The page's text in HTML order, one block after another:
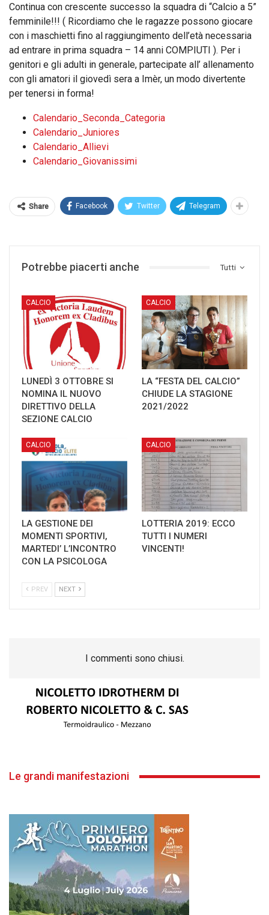
Continua con crescente successo la squadra di “Calcio a 5”
femminile!!! ( Ricordiamo che le ragazze possono giocare
con i maschietti fino al raggiungimento dell’età necessaria
ad entrare in prima squadra – 14 anni COMPIUTI ). Per i
genitori e gli adulti in generale, partecipate all’ allenamento
con gli amatori il giovedì sera a Imèr, un modo divertente
per tenersi in forma!
Calendario_Seconda_Categoria
Calendario_Juniores
Calendario_Allievi
Calendario_Giovanissimi
Share Facebook Twitter Telegram
Tutti
Potrebbe piacerti anche
CALCIO
LUNEDÌ 3 OTTOBRE SI
NOMINA IL NUOVO
DIRETTIVO DELLA
SEZIONE CALCIO
CALCIO
LA “FESTA DEL CALCIO”
CHIUDE LA STAGIONE
2021/2022
CALCIO
LA GESTIONE DEI
MOMENTI SPORTIVI,
MARTEDI’ L’INCONTRO
CON LA PSICOLOGA
CALCIO
LOTTERIA 2019: ECCO
TUTTI I NUMERI
VINCENTI!
PREV NEXT
I commenti sono chiusi.
Le grandi manifestazioni